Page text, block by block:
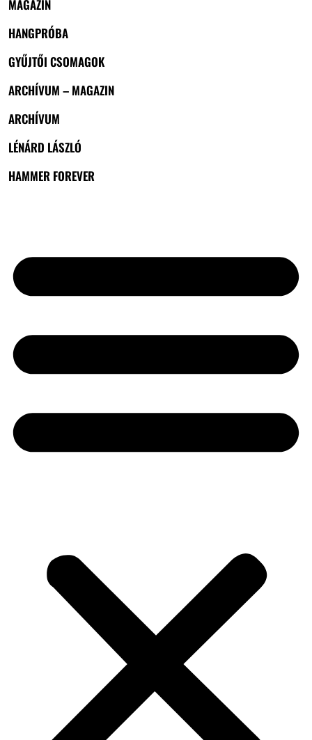
MAGAZIN
HANGPRÓBA
GYŰJTŐI CSOMAGOK
ARCHÍVUM – MAGAZIN
ARCHÍVUM
LÉNÁRD LÁSZLÓ
HAMMER FOREVER